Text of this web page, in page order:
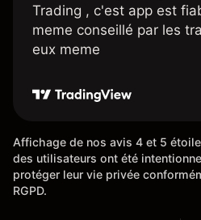
Trading , c'est app est
meme conseillé par les
eux meme
Affichage de nos avis 4 et 5
des utilisateurs ont été
protéger leur vie privée
RGPD.